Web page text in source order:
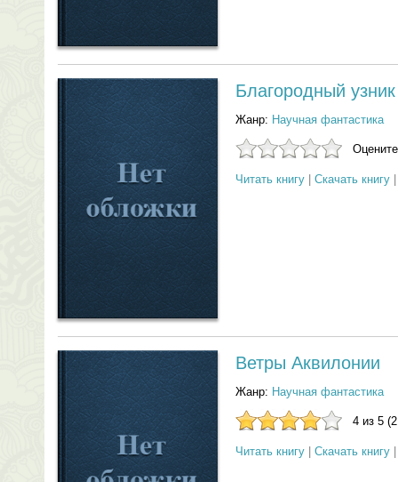
Благородный узник
Жанр: Научная фантастика
Читать книгу Скачать книгу
Ветры Аквилонии
Жанр: Научная фантастика
4 из 5
Читать книгу Скачать книгу